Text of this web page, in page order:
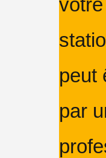
peut
par